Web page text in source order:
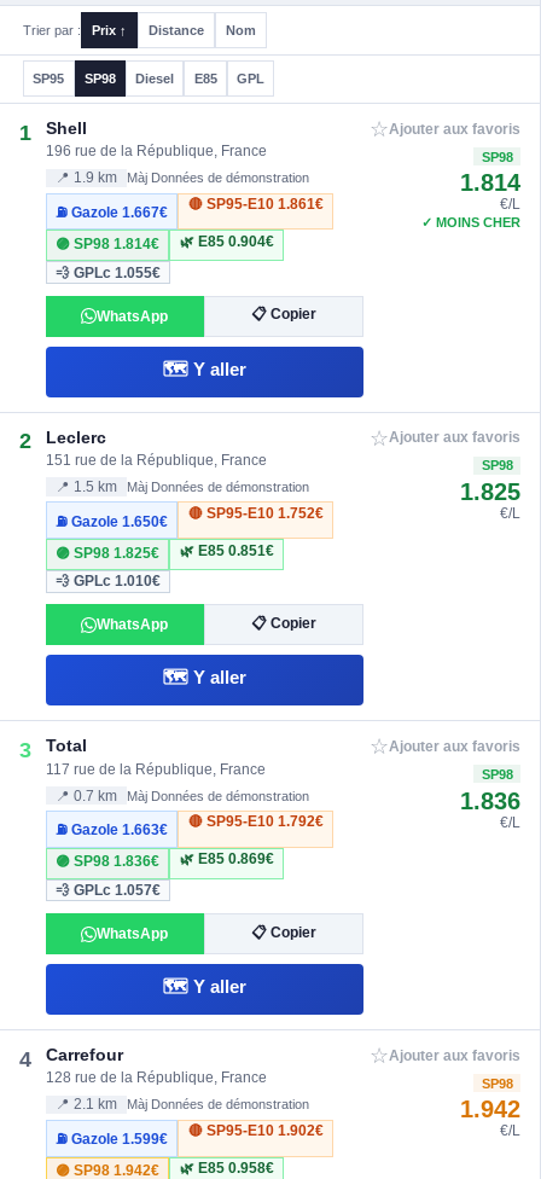
Trier par : Prix ↑ Distance Nom
SP95 SP98 Diesel E85 GPL
1 Shell
196 rue de la République, France
📍 1.9 km Màj Données de démonstration
⛽ Gazole1.667€
🔴 SP95-E10 1.861€
🟣 SP981.814€ 🌿 E85 0.904€
💨 GPLc1.055€
WhatsApp 📋 Copier
🗺️ Y aller
☆Ajouter aux favoris
SP98
1.814
€/L
✓ MOINS CHER
2 Leclerc
151 rue de la République, France
📍 1.5 km Màj Données de démonstration
⛽ Gazole1.650€
🔴 SP95-E10 1.752€
🟣 SP981.825€ 🌿 E85 0.851€
💨 GPLc1.010€
WhatsApp 📋 Copier
🗺️ Y aller
☆Ajouter aux favoris
SP98
1.825
€/L
3 Total
117 rue de la République, France
📍 0.7 km Màj Données de démonstration
⛽ Gazole1.663€
🔴 SP95-E10 1.792€
🟣 SP981.836€ 🌿 E85 0.869€
💨 GPLc1.057€
WhatsApp 📋 Copier
🗺️ Y aller
☆Ajouter aux favoris
SP98
1.836
€/L
4 Carrefour
128 rue de la République, France
📍 2.1 km Màj Données de démonstration
⛽ Gazole1.599€
🔴 SP95-E10 1.902€
🟣 SP981.942€ 🌿 E85 0.958€
☆Ajouter aux favoris
SP98
1.942
€/L